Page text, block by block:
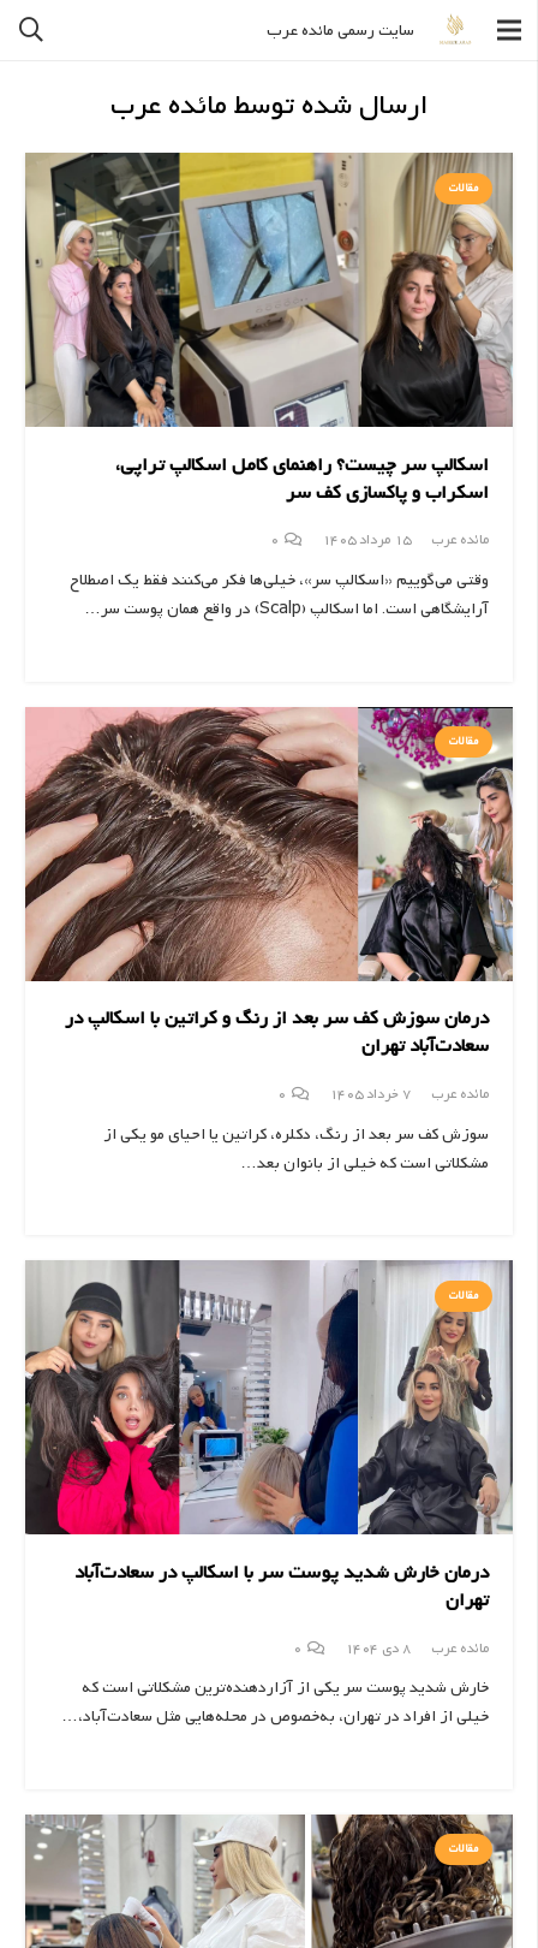
سایت رسمی مائده عرب
ارسال شده توسط مائده عرب
مقالات
اسکالپ سر چیست؟ راهنمای کامل اسکالپ تراپی،
اسکراب و پاکسازی کف سر
مائده عرب 15 مرداد 1405 0
وقتی می‌گوییم «اسکالپ سر»، خیلی‌ها فکر می‌کنند فقط یک اصطلاح
آرایشگاهی است. اما اسکالپ (Scalp) در واقع همان پوست سر…
مقالات
درمان سوزش کف سر بعد از رنگ و کراتین با اسکالپ در
سعادت‌آباد تهران
مائده عرب 7 خرداد 1405 0
سوزش کف سر بعد از رنگ، دکلره، کراتین یا احیای مو یکی از
مشکلاتی است که خیلی از بانوان بعد…
مقالات
درمان خارش شدید پوست سر با اسکالپ در سعادت‌آباد
تهران
مائده عرب 8 دی 1404 0
خارش شدید پوست سر یکی از آزاردهنده‌ترین مشکلاتی است که
خیلی از افراد در تهران، به‌خصوص در محله‌هایی مثل سعادت‌آباد،…
مقالات